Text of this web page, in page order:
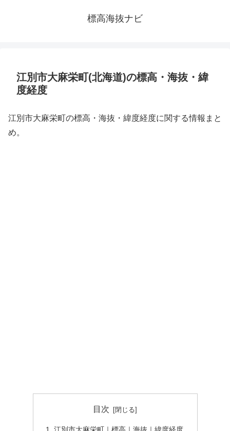
標高海抜ナビ
江別市大麻栄町(北海道)の標高・海抜・緯
度経度
江別市大麻栄町の標高・海抜・緯度経度に関する情報まと
め。
目次